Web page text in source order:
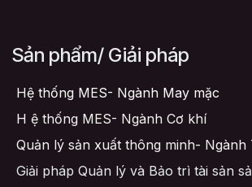
Sản phẩm/ Giải pháp
Hệ thống MES- Ngành May mặc
H ệ thống MES- Ngành Cơ khí
Quản lý sản xuất thông minh- Ngành
Giải pháp Quản lý và Bảo trì tài sản